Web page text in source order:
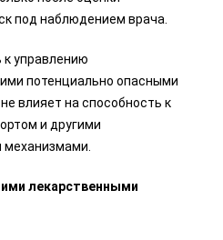
под наблюдением врача.
к управлению
потенциально опасными
влияет на способность к
и другими
лекарственными